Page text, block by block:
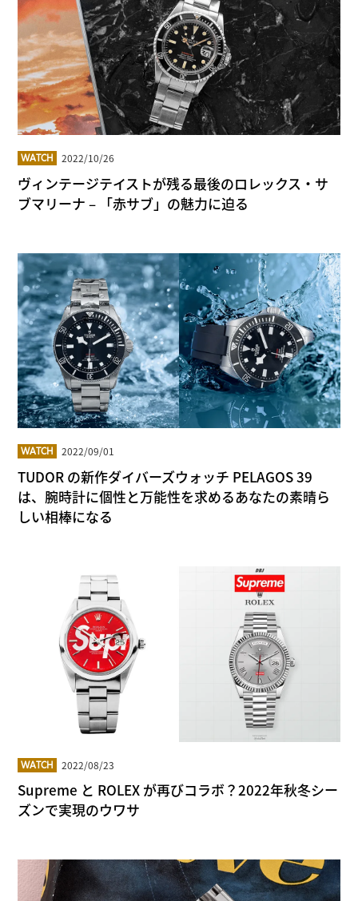
WATCH 2022/10/26
ヴィンテージテイストが残る最後のロレックス・サ
ブマリーナ – 「赤サブ」の魅力に迫る
WATCH 2022/09/01
TUDOR の新作ダイバーズウォッチ PELAGOS 39
は、腕時計に個性と万能性を求めるあなたの素晴ら
しい相棒になる
WATCH 2022/08/23
Supreme と ROLEX が再びコラボ？2022年秋冬シー
ズンで実現のウワサ